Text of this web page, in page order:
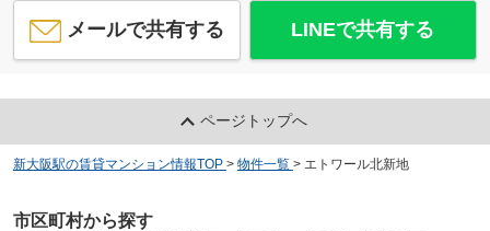
メールで共有する LINEで共有する
ページトップへ
新大阪駅の賃貸マンション情報TOP > 物件一覧 > エトワール北新地
市区町村から探す